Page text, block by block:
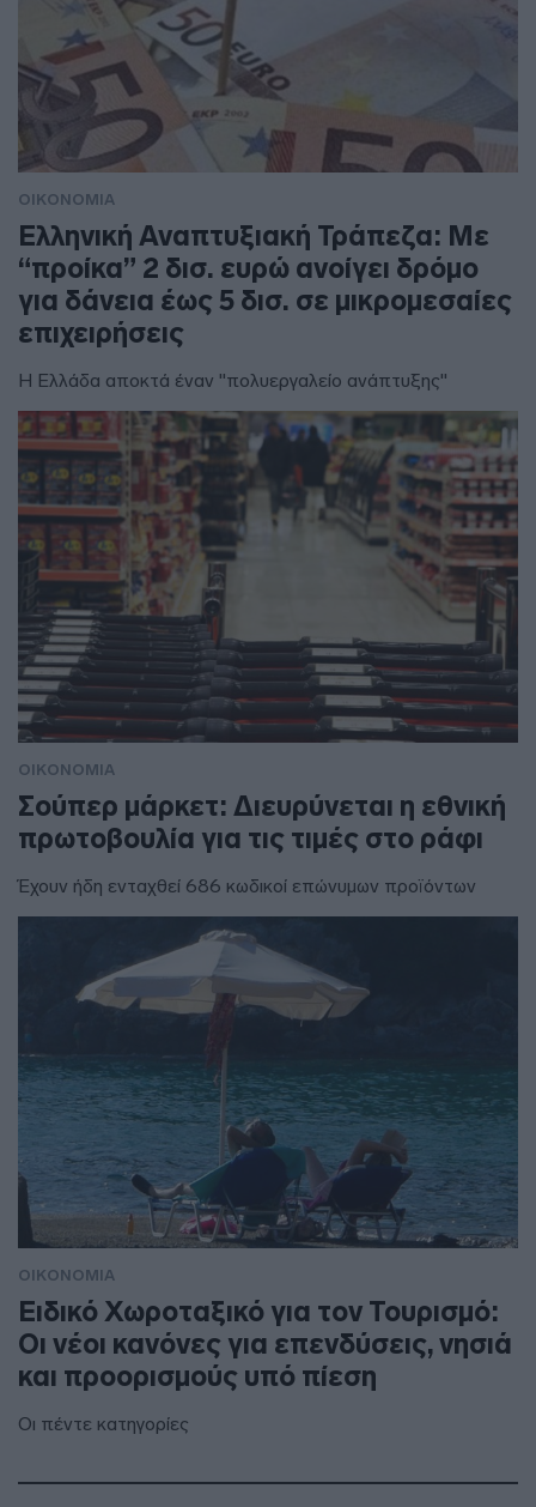
ΟΙΚΟΝΟΜΙΑ
Ελληνική Αναπτυξιακή Τράπεζα: Με
“προίκα” 2 δισ. ευρώ ανοίγει δρόμο
για δάνεια έως 5 δισ. σε μικρομεσαίες
επιχειρήσεις
Η Ελλάδα αποκτά έναν "πολυεργαλείο ανάπτυξης"
ΟΙΚΟΝΟΜΙΑ
Σούπερ μάρκετ: Διευρύνεται η εθνική
πρωτοβουλία για τις τιμές στο ράφι
Έχουν ήδη ενταχθεί 686 κωδικοί επώνυμων προϊόντων
ΟΙΚΟΝΟΜΙΑ
Ειδικό Χωροταξικό για τον Τουρισμό:
Οι νέοι κανόνες για επενδύσεις, νησιά
και προορισμούς υπό πίεση
Οι πέντε κατηγορίες